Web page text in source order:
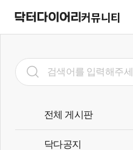
커뮤니티
전체 게시판
닥다공지